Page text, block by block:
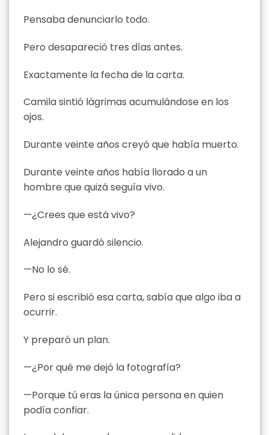
Pensaba denunciarlo todo.
Pero desapareció tres días antes.
Exactamente la fecha de la carta.
Camila sintió lágrimas acumulándose en los
ojos.
Durante veinte años creyó que había muerto.
Durante veinte años había llorado a un
hombre que quizá seguía vivo.
—¿Crees que está vivo?
Alejandro guardó silencio.
—No lo sé.
Pero si escribió esa carta, sabía que algo iba a
ocurrir.
Y preparó un plan.
—¿Por qué me dejó la fotografía?
—Porque tú eras la única persona en quien
podía confiar.